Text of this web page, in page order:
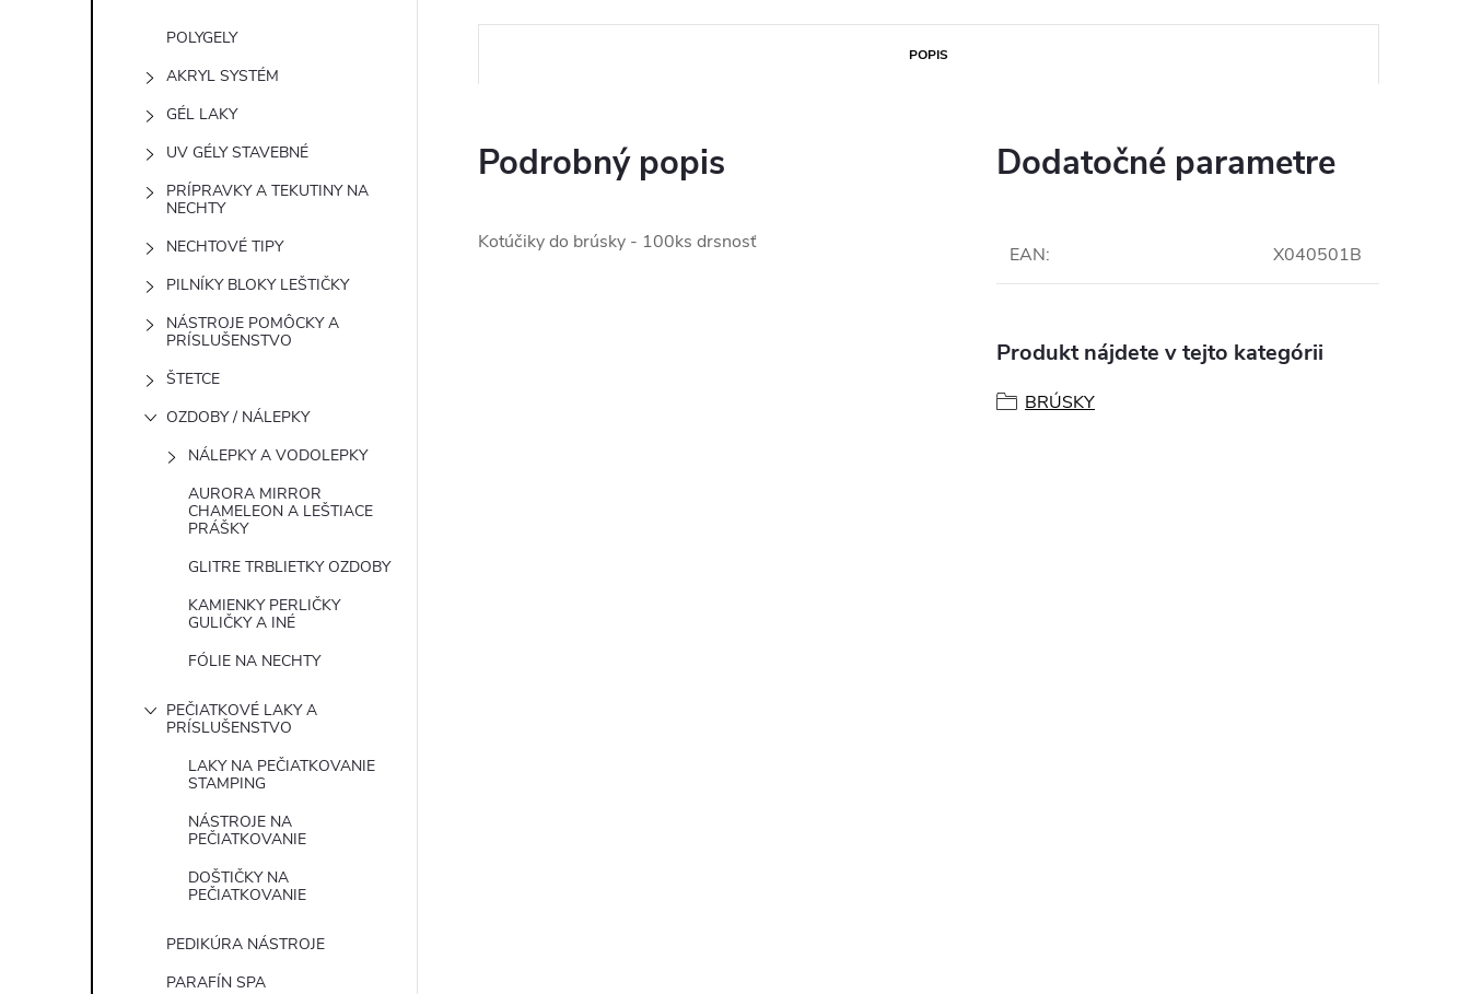
POLYGELY
AKRYL SYSTÉM
GÉL LAKY
UV GÉLY STAVEBNÉ
PRÍPRAVKY A TEKUTINY NA
NECHTY
NECHTOVÉ TIPY
PILNÍKY BLOKY LEŠTIČKY
NÁSTROJE POMÔCKY A
PRÍSLUŠENSTVO
ŠTETCE
OZDOBY / NÁLEPKY
NÁLEPKY A VODOLEPKY
AURORA MIRROR
CHAMELEON A LEŠTIACE
PRÁŠKY
GLITRE TRBLIETKY OZDOBY
KAMIENKY PERLIČKY
GULIČKY A INÉ
FÓLIE NA NECHTY
PEČIATKOVÉ LAKY A
PRÍSLUŠENSTVO
LAKY NA PEČIATKOVANIE
STAMPING
NÁSTROJE NA
PEČIATKOVANIE
DOŠTIČKY NA
PEČIATKOVANIE
PEDIKÚRA NÁSTROJE
PARAFÍN SPA
POPIS
Podrobný popis
Kotúčiky do brúsky - 100ks drsnosť
Dodatočné parametre
EAN: X040501B
Produkt nájdete v tejto kategórii
BRÚSKY